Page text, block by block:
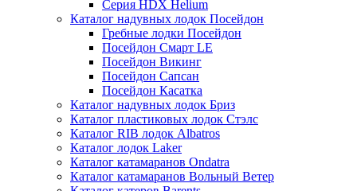
Серия HDX Helium
Каталог надувных лодок Посейдон
Гребные лодки Посейдон
Посейдон Смарт LE
Посейдон Викинг
Посейдон Сапсан
Посейдон Касатка
Каталог надувных лодок Бриз
Каталог пластиковых лодок Стэлс
Каталог RIB лодок Albatros
Каталог лодок Laker
Каталог катамаранов Ondatra
Каталог катамаранов Вольный Ветер